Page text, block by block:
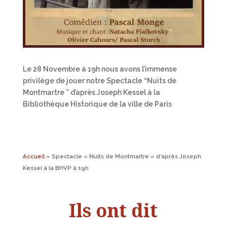
Le 28 Novembre à 19h nous avons l’immense
privilège de jouer notre Spectacle “Nuits de
Montmartre ” d’après Joseph Kessel à la
Bibliothèque Historique de la ville de Paris
Accueil» Spectacle « Nuits de Montmartre » d’après Joseph
Kessel à la BHVP à 19h
Ils ont dit